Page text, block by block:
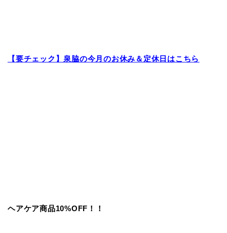
【要チェック】泉脇の今月のお休み＆定休日はこちら
ヘアケア商品10%OFF！！